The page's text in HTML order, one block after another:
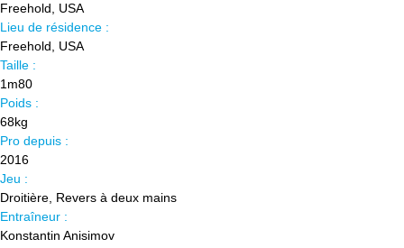
Freehold, USA
Lieu de résidence :
Freehold, USA
Taille :
1m80
Poids :
68kg
Pro depuis :
2016
Jeu :
Droitière, Revers à deux mains
Entraîneur :
Konstantin Anisimov